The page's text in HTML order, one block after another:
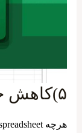
۵)کاهش حجم فایل اکسل